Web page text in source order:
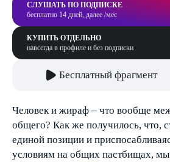
СЛУШАТЬ ПО ПОДПИСКЕ
бесплатно 14 дней, далее /мес
КУПИТЬ ОТДЕЛЬНО
навсегда в профиле и без подписки
Бесплатный фрагмент
Человек и жираф – что вообще
общего? Как же получилось, что,
единой позиции и
условиям на общих пастбищах, мы